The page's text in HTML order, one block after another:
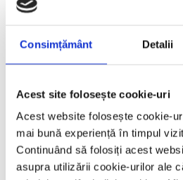
Consimțământ Detalii
Acest site folosește cookie-uri
Acest website folosește cookie-
mai bună experiență în timpul
Continuând să folosiți acest
asupra utilizării cookie-urilor ale